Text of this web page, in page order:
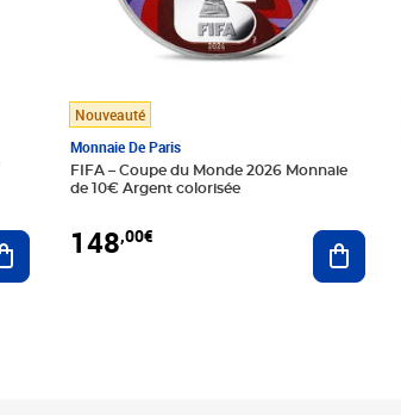
Ajouter au panier
Nouveauté
Monnaie De Paris
FIFA – Coupe du Monde 2026 Monnaie
de 10€ Argent colorisée
148,00€